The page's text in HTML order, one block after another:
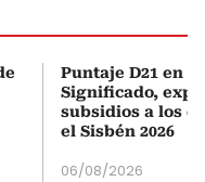
Puntaje D21 en
Significado,
subsidios a los
el Sisbén 2026
06/08/2026